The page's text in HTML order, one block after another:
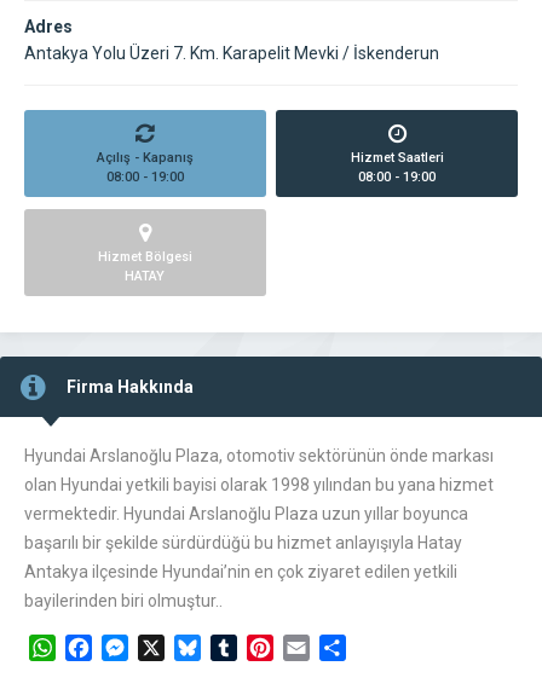
Adres
Antakya Yolu Üzeri 7. Km. Karapelit Mevki / İskenderun
Açılış - Kapanış
08:00 - 19:00
Hizmet Saatleri
08:00 - 19:00
Hizmet Bölgesi
HATAY
Firma Hakkında
Hyundai Arslanoğlu Plaza, otomotiv sektörünün önde markası
olan Hyundai yetkili bayisi olarak 1998 yılından bu yana hizmet
vermektedir. Hyundai Arslanoğlu Plaza uzun yıllar boyunca
başarılı bir şekilde sürdürdüğü bu hizmet anlayışıyla Hatay
Antakya ilçesinde Hyundai’nin en çok ziyaret edilen yetkili
bayilerinden biri olmuştur..
WhatsAppFacebookMessengerBlueskyTumblrPinterest
Email